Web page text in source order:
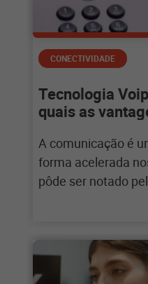
CONECTIVIDADE
Tecnologia
quais as
A comunicação é
forma acelerada
pôde ser notado